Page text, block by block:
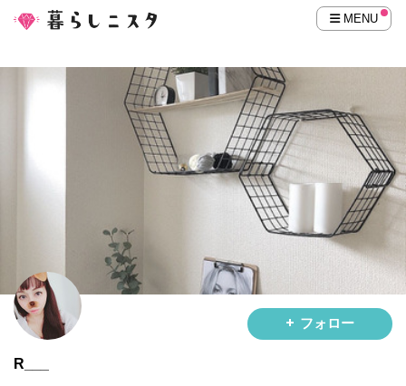
MENU
フォロー
R___